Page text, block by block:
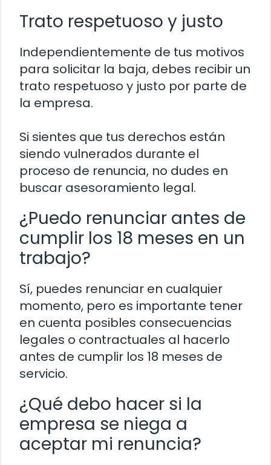
Trato respetuoso y justo
Independientemente de tus motivos
para solicitar la baja, debes recibir un
trato respetuoso y justo por parte de
la empresa.
Si sientes que tus derechos están
siendo vulnerados durante el
proceso de renuncia, no dudes en
buscar asesoramiento legal.
¿Puedo renunciar antes de
cumplir los 18 meses en un
trabajo?
Sí, puedes renunciar en cualquier
momento, pero es importante tener
en cuenta posibles consecuencias
legales o contractuales al hacerlo
antes de cumplir los 18 meses de
servicio.
¿Qué debo hacer si la
empresa se niega a
aceptar mi renuncia?